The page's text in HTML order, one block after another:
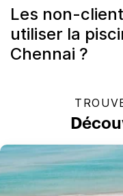
Les non-
utiliser la
Chennai ?